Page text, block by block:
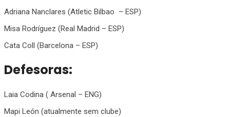
Adriana Nanclares (Atletic Bilbao – ESP)
Misa Rodríguez (Real Madrid – ESP)
Cata Coll (Barcelona – ESP)
Defesoras:
Laia Codina ( Arsenal – ENG)
Mapi León (atualmente sem clube)